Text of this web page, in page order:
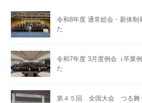
令和8年度 通常総会・新体制
た
令和7年度 3月度例会（卒業
た
第４５回 全国大会 つる舞